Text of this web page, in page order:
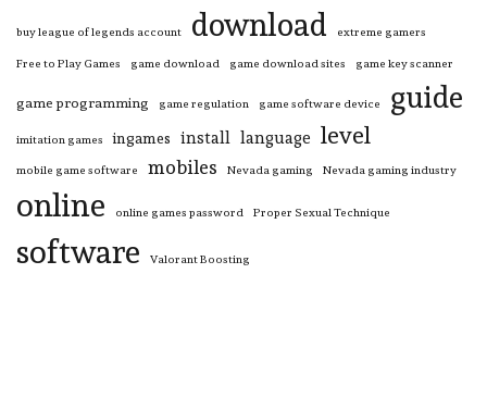
buy league of legends account download extreme gamers
Free to Play Games game download game download sites game key scanner
game programming game regulation game software device guide
imitation games ingames install language level
mobile game software mobiles Nevada gaming Nevada gaming industry
online online games password Proper Sexual Technique
software Valorant Boosting